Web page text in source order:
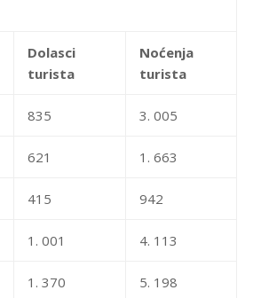
Dolasci
turista
Noćenja
turista
835 3. 005
621 1. 663
415 942
1. 001 4. 113
1. 370 5. 198